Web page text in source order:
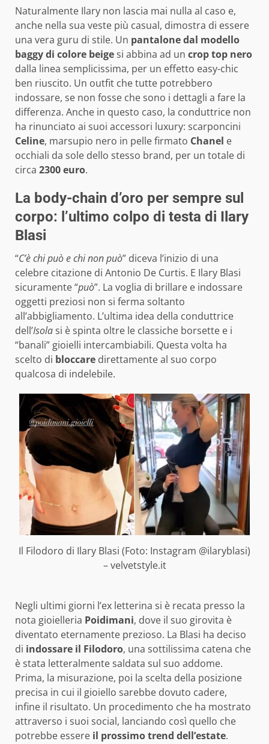
Naturalmente Ilary non lascia mai nulla al caso e,
anche nella sua veste più casual, dimostra di essere
una vera guru di stile. Un pantalone dal modello
baggy di colore beigesi abbina ad un crop top nero
dalla linea semplicissima, per un effetto easy-chic
ben riuscito. Un outfit che tutte potrebbero
indossare, se non fosse che sono i dettagli a fare la
differenza. Anche in questo caso, la conduttrice non
ha rinunciato ai suoi accessori luxury: scarponcini
Celine, marsupio nero in pelle firmato Chanel e
occhiali da sole dello stesso brand, per un totale di
circa 2300 euro.
La body-chain d’oro per sempre sul
corpo: l’ultimo colpo di testa di Ilary
Blasi
“C’è chi può e chi non può” diceva l’inizio di una
celebre citazione di Antonio De Curtis. E Ilary Blasi
sicuramente “può”. La voglia di brillare e indossare
oggetti preziosi non si ferma soltanto
all’abbigliamento. L’ultima idea della conduttrice
dell’Isolasi è spinta oltre le classiche borsette e i
“banali” gioielli intercambiabili. Questa volta ha
scelto di bloccare direttamente al suo corpo
qualcosa di indelebile.
Il Filodoro di Ilary Blasi (Foto: Instagram @ilaryblasi)
– velvetstyle.it
Negli ultimi giorni l’ex letterina si è recata presso la
nota gioielleria Poidimani, dove il suo girovita è
diventato eternamente prezioso. La Blasi ha deciso
di indossare il Filodoro, una sottilissima catena che
è stata letteralmente saldata sul suo addome.
Prima, la misurazione, poi la scelta della posizione
precisa in cui il gioiello sarebbe dovuto cadere,
infine il risultato. Un procedimento che ha mostrato
attraverso i suoi social, lanciando così quello che
potrebbe essere il prossimo trend dell’estate.